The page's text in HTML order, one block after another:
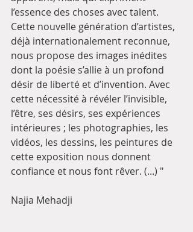
l’essence des choses avec talent.
Cette nouvelle génération d’artistes,
déjà internationalement reconnue,
nous propose des images inédites
dont la poésie s’allie à un profond
désir de liberté et d’invention. Avec
cette nécessité à révéler l’invisible,
l’être, ses désirs, ses expériences
intérieures ; les photographies, les
vidéos, les dessins, les peintures de
cette exposition nous donnent
confiance et nous font rêver. (...) "
Najia Mehadji